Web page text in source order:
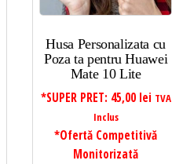
Husa Personalizata cu
Poza ta pentru Huawei
Mate 10 Lite
*SUPER PRET: 45,00 lei TVA
Inclus
*Ofertă Competitivă
Monitorizată